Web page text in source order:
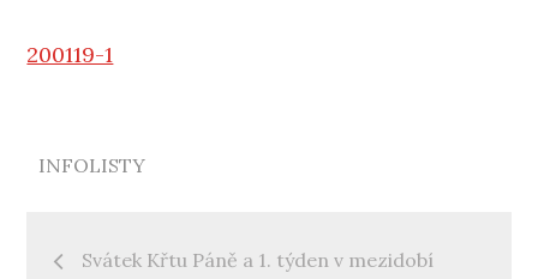
200119-1
INFOLISTY
Navigace
Svátek Křtu Páně a 1. týden v mezidobí